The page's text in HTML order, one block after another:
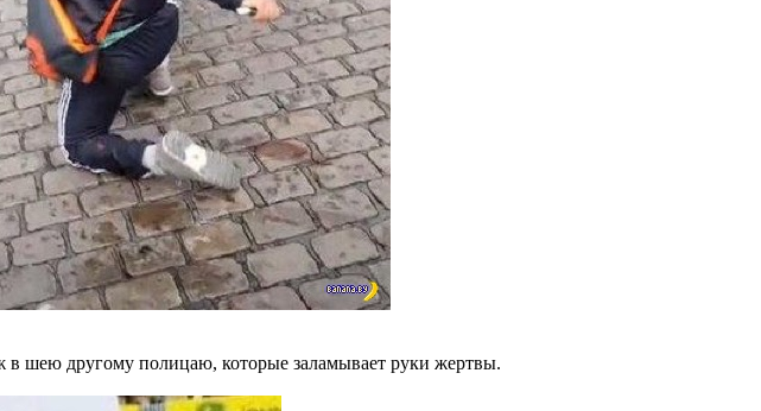
в шею другому полицаю, которые заламывает руки жертвы.